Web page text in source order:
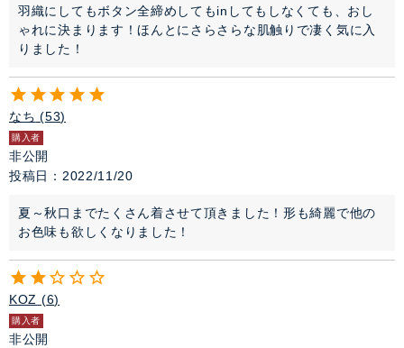
羽織にしてもボタン全締めしてもinしてもしなくても、おし
ゃれに決まります！ほんとにさらさらな肌触りで凄く気に入
りました！
なち 53
購入者
非公開
投稿日
2022/11/20
夏～秋口までたくさん着させて頂きました！形も綺麗で他の
お色味も欲しくなりました！
KOZ 6
購入者
非公開